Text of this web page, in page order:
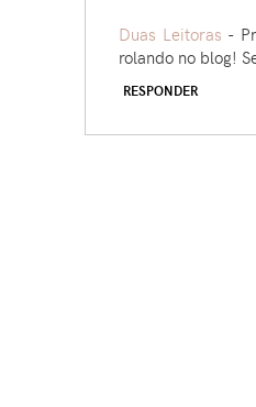
Duas Leitoras -
rolando no blog!
RESPONDER